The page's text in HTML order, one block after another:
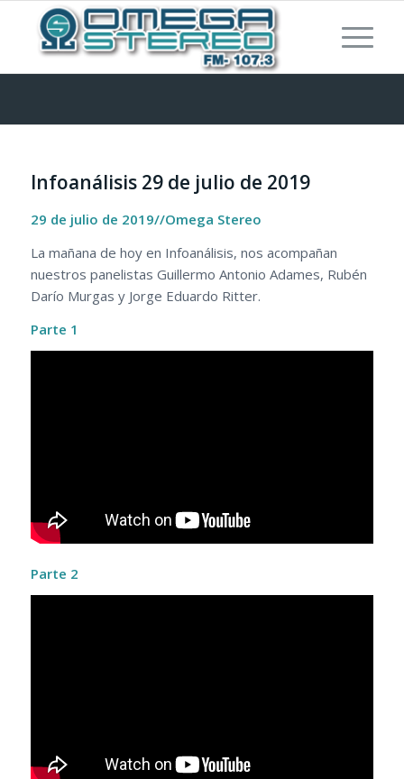
Infoanálisis 29 de julio de 2019
29 de julio de 2019//Omega Stereo
La mañana de hoy en Infoanálisis, nos acompañan
nuestros panelistas Guillermo Antonio Adames, Rubén
Darío Murgas y Jorge Eduardo Ritter.
Parte 1
Parte 2